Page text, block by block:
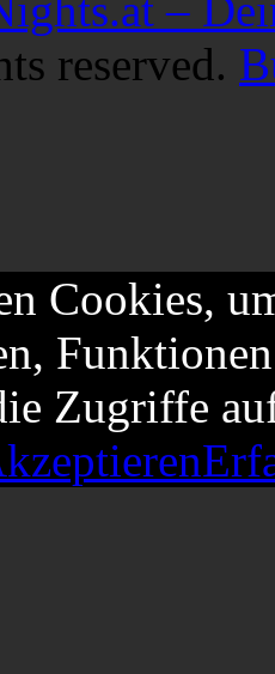
–
reserved.
Cookies,
Zugriffe